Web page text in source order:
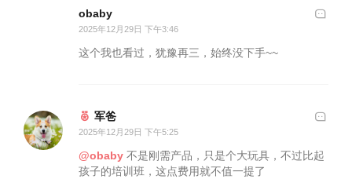
obaby
2025年12月29日 下午3:46
这个我也看过，犹豫再三，始终没下手~~
军爸
2025年12月29日 下午5:25
@obaby 不是刚需产品，只是个大玩具，不过比起
孩子的培训班，这点费用就不值一提了